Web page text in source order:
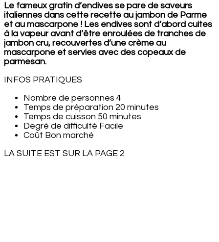
Le fameux gratin d’endives se pare de saveurs
italiennes dans cette recette au jambon de Parme
et au mascarpone ! Les endives sont d’abord cuites
à la vapeur avant d’être enroulées de tranches de
jambon cru, recouvertes d’une crème au
mascarpone et servies avec des copeaux de
parmesan.
INFOS PRATIQUES
Nombre de personnes 4
Temps de préparation 20 minutes
Temps de cuisson 50 minutes
Degré de difficulté Facile
Coût Bon marché
LA SUITE EST SUR LA PAGE 2